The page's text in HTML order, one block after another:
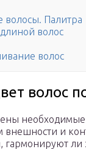
волосы. Палитра
волос
волос
волос
внешности и
гармонируют ли